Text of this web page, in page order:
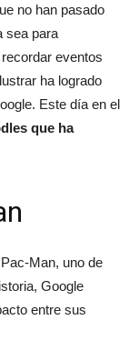
no han pasado
sea para
eventos
ha logrado
Este día en el
que ha
Man, uno de
Google
entre sus